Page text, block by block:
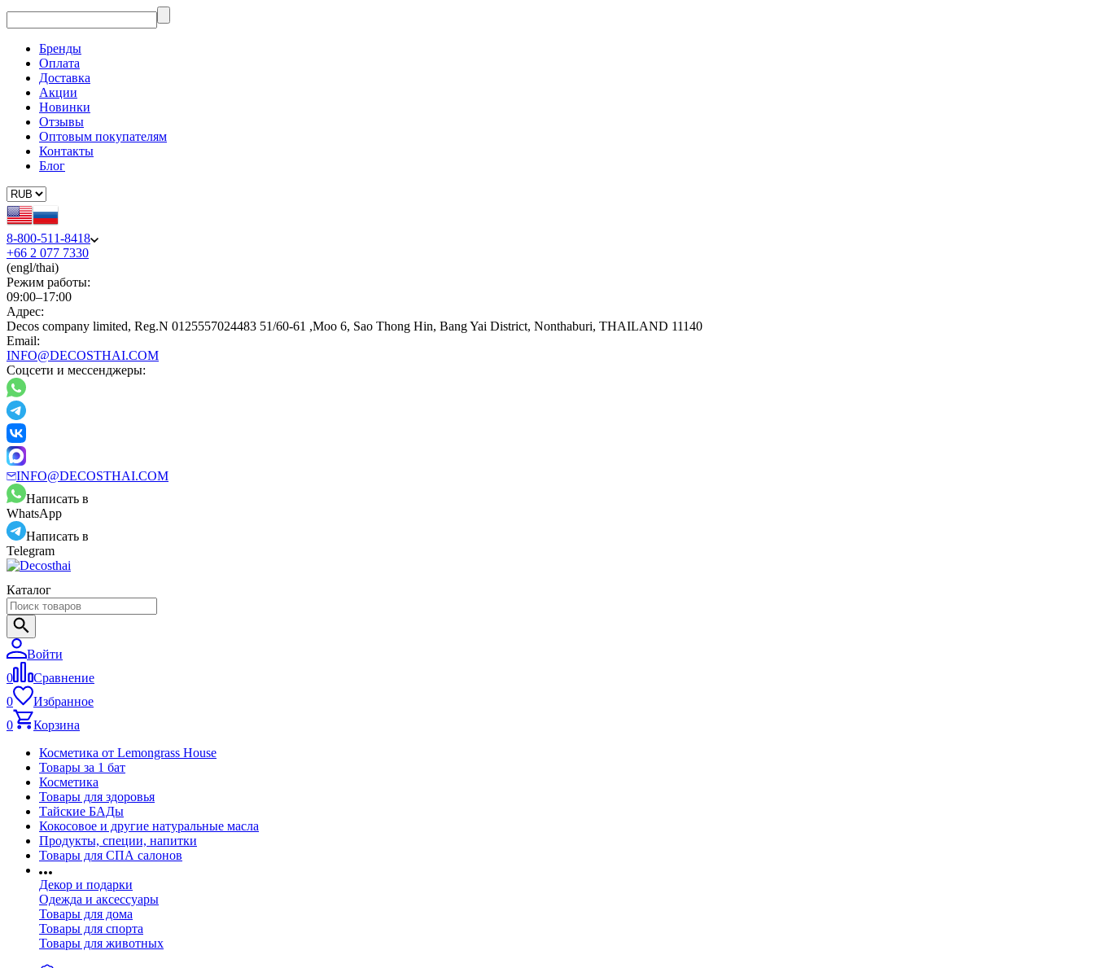
Бренды
Оплата
Доставка
Акции
Новинки
Отзывы
Оптовым покупателям
Контакты
Блог
8-800-511-8418
+66 2 077 7330
(engl/thai)
Режим работы:
09:00–17:00
Адрес:
Decos company limited, Reg.N 0125557024483 51/60-61 ,Moo 6, Sao Thong Hin, Bang Yai District, Nonthaburi, THAILAND 11140
Email:
INFO@DECOSTHAI.COM
Соцсети и мессенджеры:
INFO@DECOSTHAI.COM
Написать в
WhatsApp
Написать в
Telegram
Каталог
Войти
0
Сравнение
0
Избранное
0
Корзина
Косметика от Lemongrass House
Товары за 1 бат
Косметика
Товары для здоровья
Тайские БАДы
Кокосовое и другие натуральные масла
Продукты, специи, напитки
Товары для СПА салонов
Декор и подарки
Одежда и аксессуары
Товары для дома
Товары для спорта
Товары для животных